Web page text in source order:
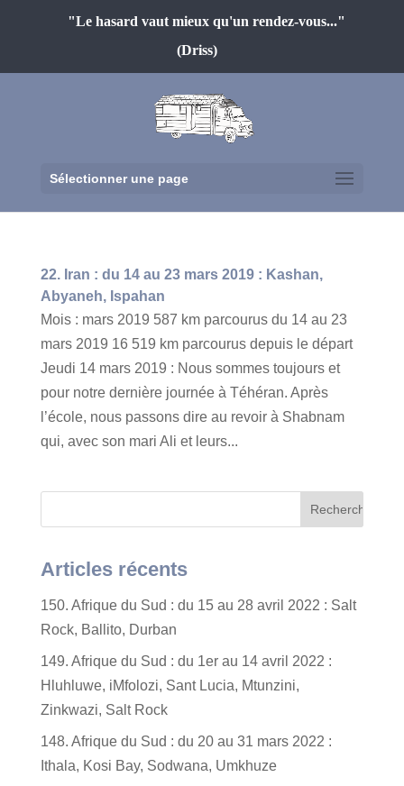
"Le hasard vaut mieux qu'un rendez-vous..."
(Driss)
Sélectionner une page
22. Iran : du 14 au 23 mars 2019 : Kashan,
Abyaneh, Ispahan
Mois : mars 2019 587 km parcourus du 14 au 23
mars 2019 16 519 km parcourus depuis le départ
Jeudi 14 mars 2019 : Nous sommes toujours et
pour notre dernière journée à Téhéran. Après
l’école, nous passons dire au revoir à Shabnam
qui, avec son mari Ali et leurs...
Articles récents
150. Afrique du Sud : du 15 au 28 avril 2022 : Salt
Rock, Ballito, Durban
149. Afrique du Sud : du 1er au 14 avril 2022 :
Hluhluwe, iMfolozi, Sant Lucia, Mtunzini,
Zinkwazi, Salt Rock
148. Afrique du Sud : du 20 au 31 mars 2022 :
Ithala, Kosi Bay, Sodwana, Umkhuze